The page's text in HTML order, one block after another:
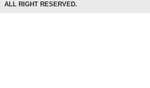
ALL RIGHT RESERVED.